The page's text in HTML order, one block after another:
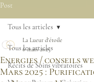
Post
Tous les articles
Récits de Soins vibratoires
Tous les articles
Energies / conseils
Mars 2025 :
La Lueur d'étoile
6 mars 2025